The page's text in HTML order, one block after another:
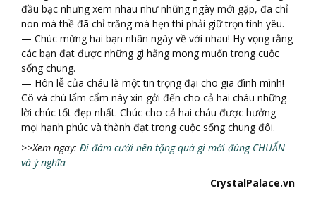
đầu bạc nhưng xem nhau như những ngày mới gặp, đã chỉ
non mà thề đã chỉ trăng mà hẹn thì phải giữ trọn tình yêu.
— Chúc mừng hai bạn nhân ngày về với nhau! Hy vọng rằng
các bạn đạt được những gì hằng mong muốn trong cuộc
sống chung.
— Hôn lễ của cháu là một tin trọng đại cho gia đình mình!
Cô và chú lẩm cẩm này xin gởi đến cho cả hai cháu những
lời chúc tốt đẹp nhất. Chúc cho cả hai cháu được hưởng
mọi hạnh phúc và thành đạt trong cuộc sống chung đôi.
>>Xem ngay: Đi đám cưới nên tặng quà gì mới đúng CHUẨN
và ý nghĩa
CrystalPalace.vn